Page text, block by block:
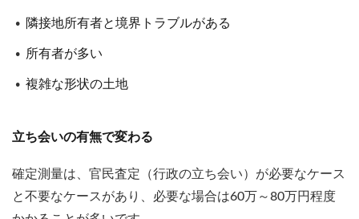
隣接地所有者と境界トラブルがある
所有者が多い
複雑な形状の土地
立ち会いの有無で変わる
確定測量は、官民査定（行政の立ち会い）が必要なケース
と不要なケースがあり、必要な場合は60万～80万円程度